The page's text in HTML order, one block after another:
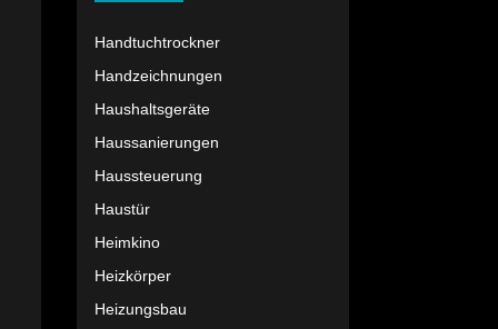
Handtuchtrockner
Handzeichnungen
Haushaltsgeräte
Haussanierungen
Haussteuerung
Haustür
Heimkino
Heizkörper
Heizungsbau